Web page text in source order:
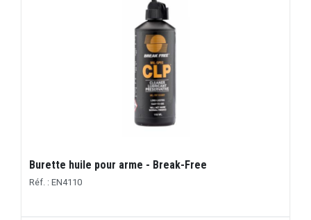
Burette huile pour arme - Break-Free
Réf. : EN4110